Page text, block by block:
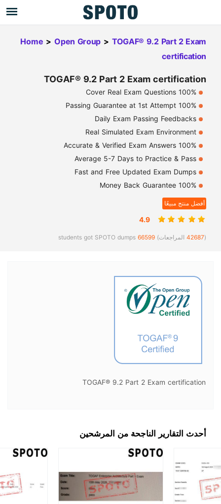
Home > Open Group > TOGAF® 9.2 Part 2 Exam
certification
TOGAF® 9.2 Part 2 Exam certification
أفضل منتج مبيعًا
4.9
(
42687 المراجعات)
TOGAF® 9.2 Part 2 Exam certification
أحدث التقارير الناجحة من المرشحين